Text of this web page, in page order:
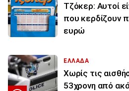
Τζόκερ: Αυτοί
που κερδίζουν
ευρώ
ΕΛΛΑΔΑ
Χωρίς τις
53χρονη από